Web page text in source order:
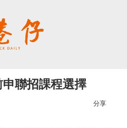
申聯招課程選擇
分享